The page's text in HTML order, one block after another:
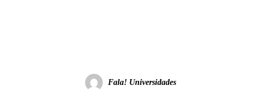
Fala! Universidades